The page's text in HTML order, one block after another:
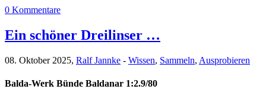
0 Kommentare
Ein schöner Dreilinser …
08. Oktober 2025, Ralf Jannke - Wissen, Sammeln, Ausprobieren
Balda-Werk Bünde Baldanar 1:2.9/80